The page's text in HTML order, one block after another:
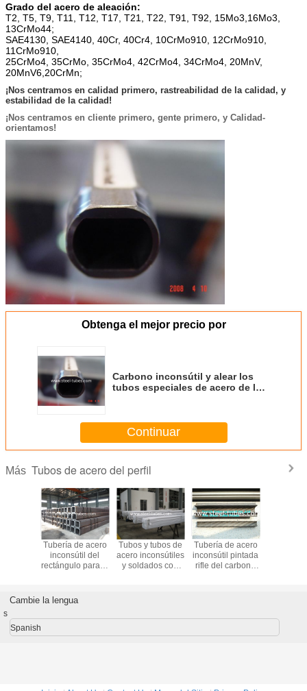
Grado del acero de aleación:
T2, T5, T9, T11, T12, T17, T21, T22, T91, T92, 15Mo3,16Mo3,
13CrMo44;
SAE4130, SAE4140, 40Cr, 40Cr4, 10CrMo910, 12CrMo910,
11CrMo910,
25CrMo4, 35CrMo, 35CrMo4, 42CrMo4, 34CrMo4, 20MnV,
20MnV6,20CrMn;
¡Nos centramos en calidad primero, rastreabilidad de la calidad, y
estabilidad de la calidad!
¡Nos centramos en cliente primero, gente primero, y Calidad-
orientamos!
Obtenga el mejor precio por
Carbono inconsútil y alear los
tubos especiales de acero de la
Continuar
Más Tubos de acero del perfil
Tubería de acero
inconsútil del
rectángulo para el
Tubos y tubos de
acero inconsútiles
y soldados con
Tubería de acero
inconsútil pintada
rifle del carbono
aleación
aleación
Cambie la lengua
s
Spanish